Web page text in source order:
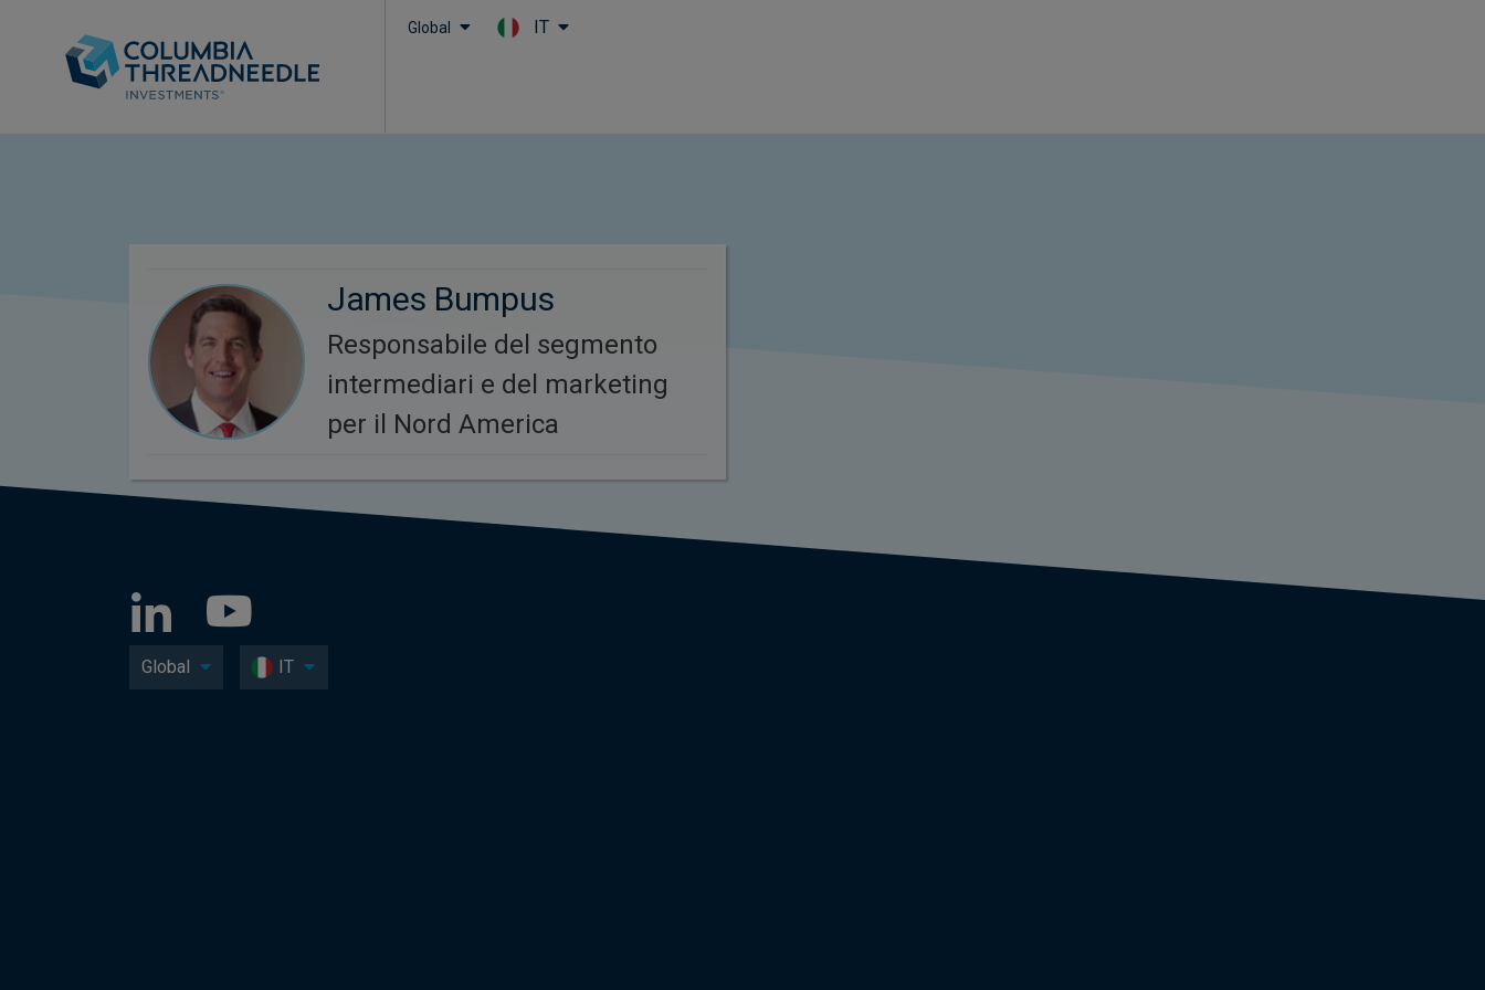
Global IT
James Bumpus
Responsabile del segmento
intermediari e del marketing
per il Nord America
Global IT